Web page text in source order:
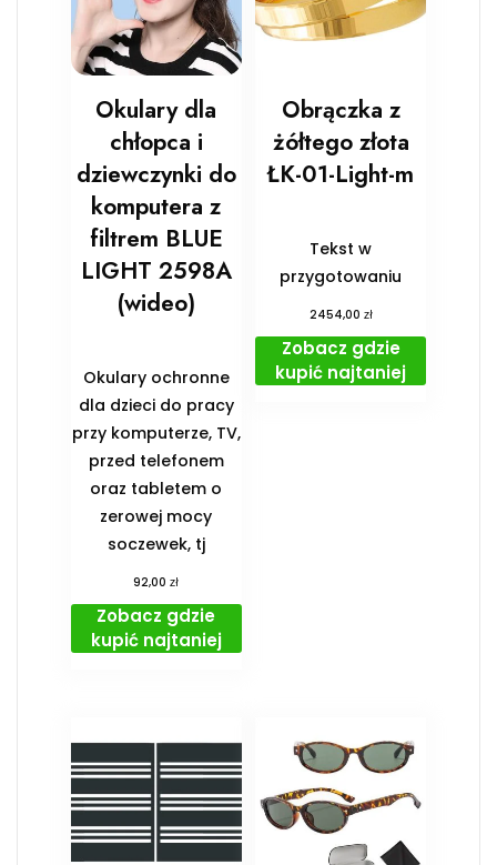
Okulary dla
chłopca i
dziewczynki do
komputera z
filtrem BLUE
LIGHT 2598A
(wideo)
Okulary ochronne
dla dzieci do pracy
przy komputerze, TV,
przed telefonem
oraz tabletem o
zerowej mocy
soczewek, tj
92,00zł
Zobacz gdzie
kupić najtaniej
Obrączka z
żółtego złota
ŁK-01-Light-m
Tekst w
przygotowaniu
2454,00 zł
Zobacz gdzie
kupić najtaniej